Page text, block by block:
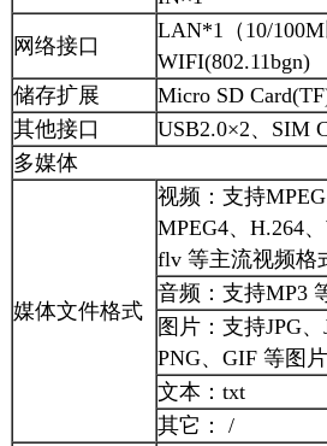
网络接口
LAN*1（10/100M
WIFI(802.11bgn)
储存扩展
Micro SD
其他接口
USB2.0×2、SIM
多媒体
媒体文件格式
视频：支持
MPEG4、H.264
flv 等主流视频格
音频：支持MP3
图片：支持JPG、
PNG、GIF 等图
文本：txt
其它： /